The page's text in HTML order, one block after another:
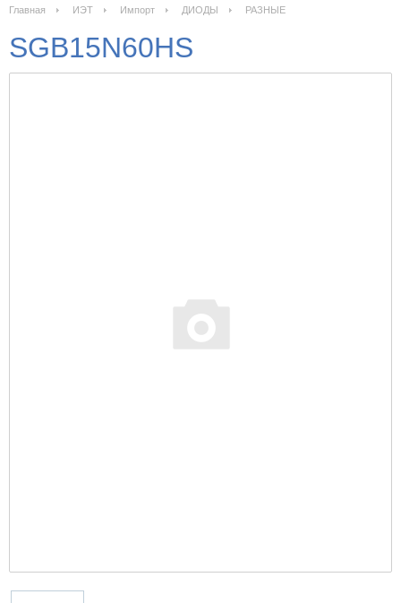
Главная ИЭТ Импорт ДИОДЫ РАЗНЫЕ
SGB15N60HS